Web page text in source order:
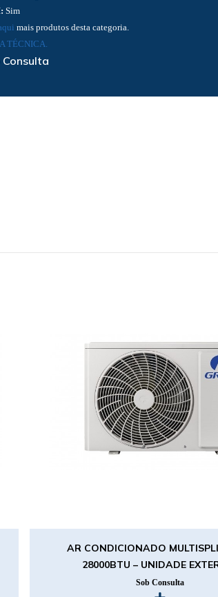
Sim
mais produtos desta categoria.
TÉCNICA.
Consulta
AR CONDICIONADO
28000BTU – UNIDADE
Sob Consulta